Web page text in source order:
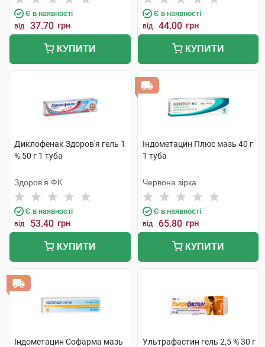
Є в наявності
від 37.70 грн
КУПИТИ
Є в наявності
від 44.00 грн
КУПИТИ
Диклофенак Здоров'я гель 1
% 50 г 1 туба
Здоров'я ФК
Є в наявності
від 53.40 грн
КУПИТИ
Індометацин Плюс мазь 40 г
1 туба
Червона зірка
Є в наявності
від 65.80 грн
КУПИТИ
Індометацин Софарма мазь
Ультрафастин гель 2,5 % 30 г